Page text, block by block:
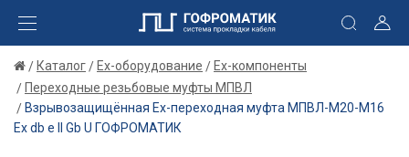
Каталог Ex-оборудование
Ex-компоненты
Переходные резьбовые муфты МПВЛ
Взрывозащищённая Ex-переходная муфта МПВЛ-М20-М16
Ех db e II Gb U ГОФРОМАТИК